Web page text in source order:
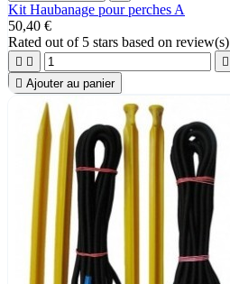
Kit Haubanage pour perches A
50,40 €
Rated out of 5 stars based on review(s)
  
 Ajouter au panier